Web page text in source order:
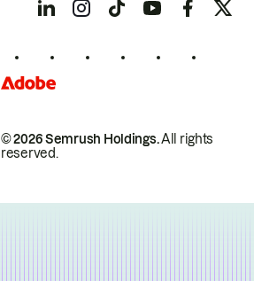
© 2026 Semrush Holdings.All rights
reserved.